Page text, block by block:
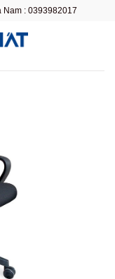
Nam : 0393982017